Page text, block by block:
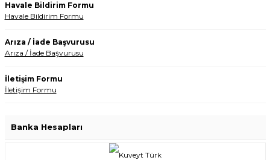
Havale Bildirim Formu
Havale Bildirim Formu
Arıza / İade Başvurusu
Arıza / İade Başvurusu
İletişim Formu
İletişim Formu
Banka Hesapları